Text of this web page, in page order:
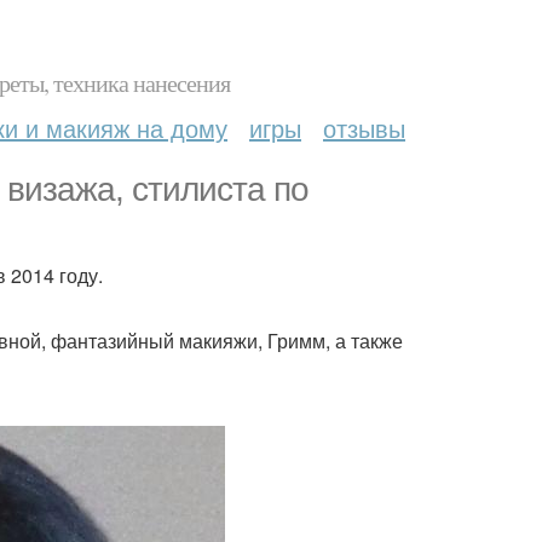
техника нанесения
и макияж на дому игры отзывы
стилиста по
году.
фантазийный макияжи, Гримм, а также